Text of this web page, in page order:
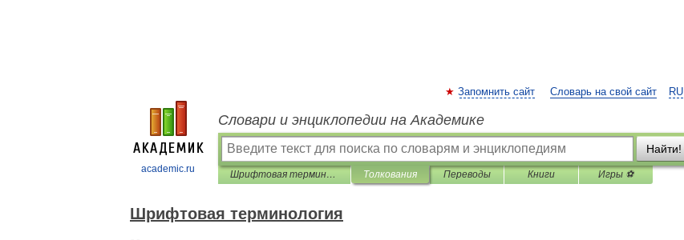
academic.ru
RU
Запомнить сайт Словарь на свой сайт
Словари и энциклопедии на Академике
Найти!
Шрифтовая терминология Толкования Переводы Книги Игры ⚽
Шрифтовая терминология